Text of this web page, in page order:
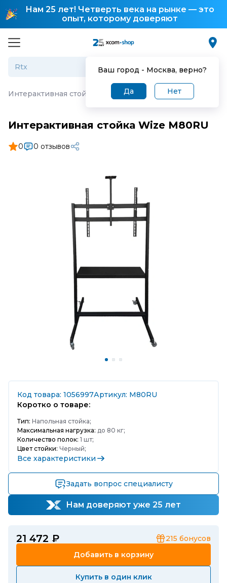
Нам 25 лет! Четверть века на рынке — это
опыт, которому доверяют
Ваш город - Москва, верно?
Да Нет
Интерактивная стойка Wize M80RU
Интерактивная стойка Wize M80RU
0 0 отзывов
Код товара: 1056997Артикул: M80RU
Коротко о товаре:
Тип: Напольная стойка;
Максимальная нагрузка: до 80 кг;
Количество полок: 1 шт;
Цвет стойки: Черный;
Все характеристики
Задать вопрос специалисту
Нам доверяют уже 25 лет
21 472 ₽ 215 бонусов
Добавить в корзину
Купить в один клик